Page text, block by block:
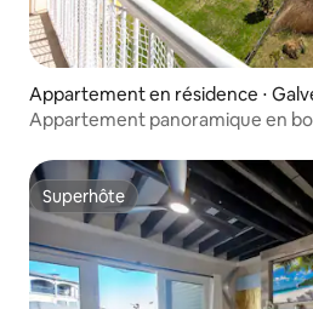
Appartement en résidence ⋅
Appartement panoramique en
Superhôte
Superhôte